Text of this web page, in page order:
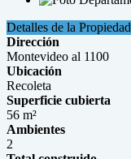
Detalles de la Propiedad
Dirección
Montevideo al 1100
Ubicación
Recoleta
Superficie cubierta
56 m²
Ambientes
2